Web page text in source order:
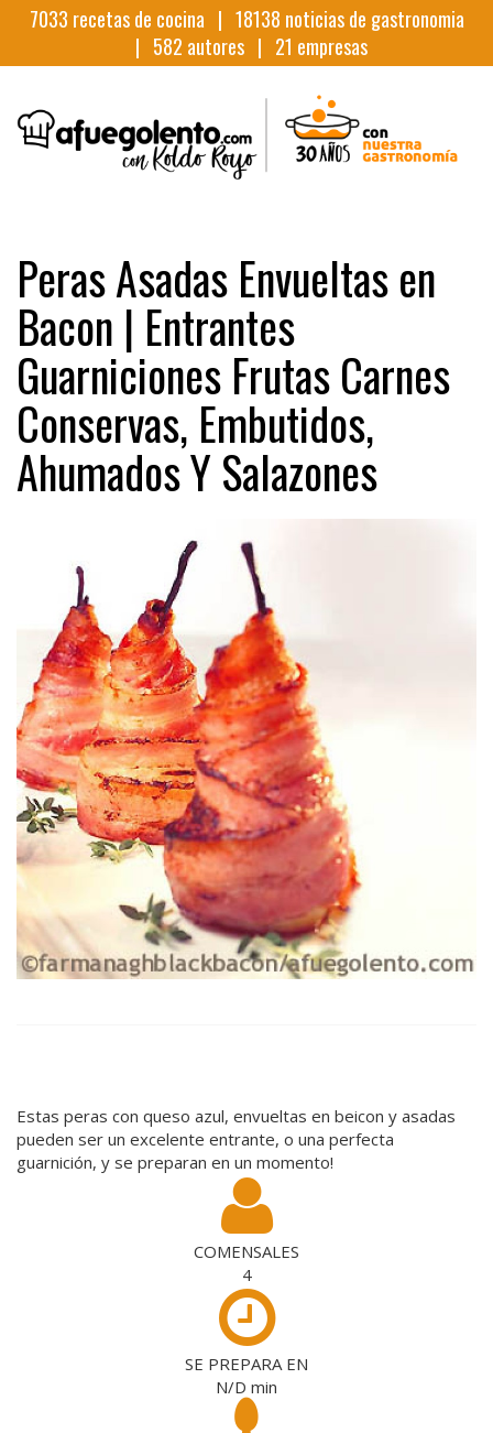
7033 recetas de cocina | 18138 noticias de gastronomia
| 582 autores | 21 empresas
Peras Asadas Envueltas en
Bacon | Entrantes
Guarniciones Frutas Carnes
Conservas, Embutidos,
Ahumados Y Salazones
Estas peras con queso azul, envueltas en beicon y asadas
pueden ser un excelente entrante, o una perfecta
guarnición, y se preparan en un momento!
COMENSALES
4
SE PREPARA EN
N/D min